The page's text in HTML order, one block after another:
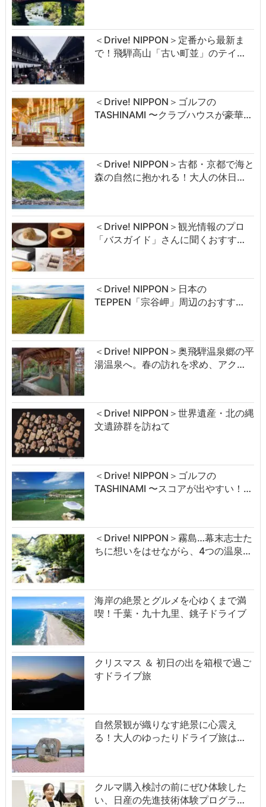
＜Drive! NIPPON＞定番から最新ま
で！飛騨高山「古い町並」のテイ…
＜Drive! NIPPON＞ゴルフの
TASHINAMI 〜クラブハウスが豪華…
＜Drive! NIPPON＞古都・京都で海と
森の自然に抱かれる！大人の休日…
＜Drive! NIPPON＞観光情報のプロ
「バスガイド」さんに聞くおすす…
＜Drive! NIPPON＞日本の
TEPPEN「宗谷岬」周辺のおすす…
＜Drive! NIPPON＞奥飛騨温泉郷の平
湯温泉へ。春の訪れを求め、アク…
＜Drive! NIPPON＞世界遺産・北の縄
文遺跡群を訪ねて
＜Drive! NIPPON＞ゴルフの
TASHINAMI 〜スコアが出やすい！…
＜Drive! NIPPON＞霧島…幕末志士た
ちに想いをはせながら、4つの温泉…
海岸の絶景とグルメを心ゆくまで満
喫！千葉・九十九里、銚子ドライブ
クリスマス ＆ 初日の出を箱根で過ご
すドライブ旅
自然景観が織りなす絶景に心震え
る！大人のゆったりドライブ旅は…
クルマ購入検討の前にぜひ体験した
い、日産の先進技術体験プログラ…